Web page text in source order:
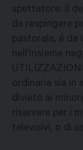
spettatore: il
da respingere
pastorale, é da
nell'insieme
ordinaria sia in
divieto ai
riservare per i
televisivi, o di